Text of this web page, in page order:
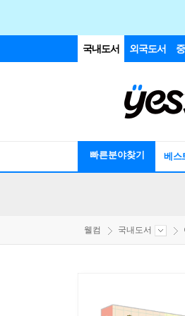
국내도서 외국도서
빠른분야찾기 베스
웰컴 국내도서